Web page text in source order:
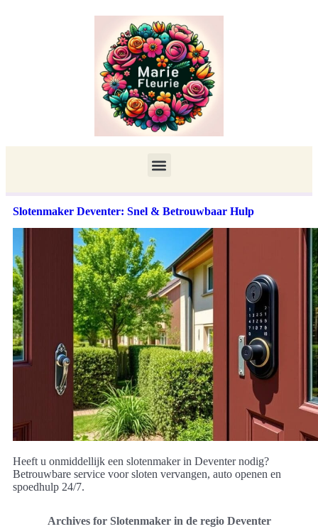
Slotenmaker Deventer: Snel & Betrouwbaar Hulp
Heeft u onmiddellijk een slotenmaker in Deventer nodig?
Betrouwbare service voor sloten vervangen, auto openen en
spoedhulp 24/7.
Archives for Slotenmaker in de regio Deventer